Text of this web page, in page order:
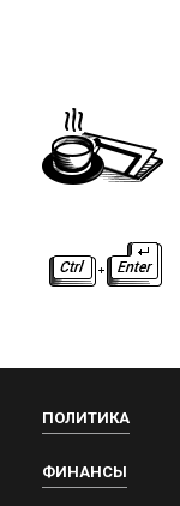
ПОЛИТИКА
ФИНАНСЫ